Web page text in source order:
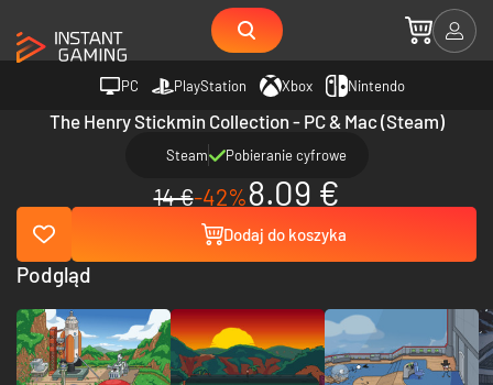
PC PlayStation Xbox Nintendo
The Henry Stickmin Collection - PC & Mac (Steam)
Steam Pobieranie cyfrowe
14 €-42%8.09 €
Dodaj do koszyka
Podgląd